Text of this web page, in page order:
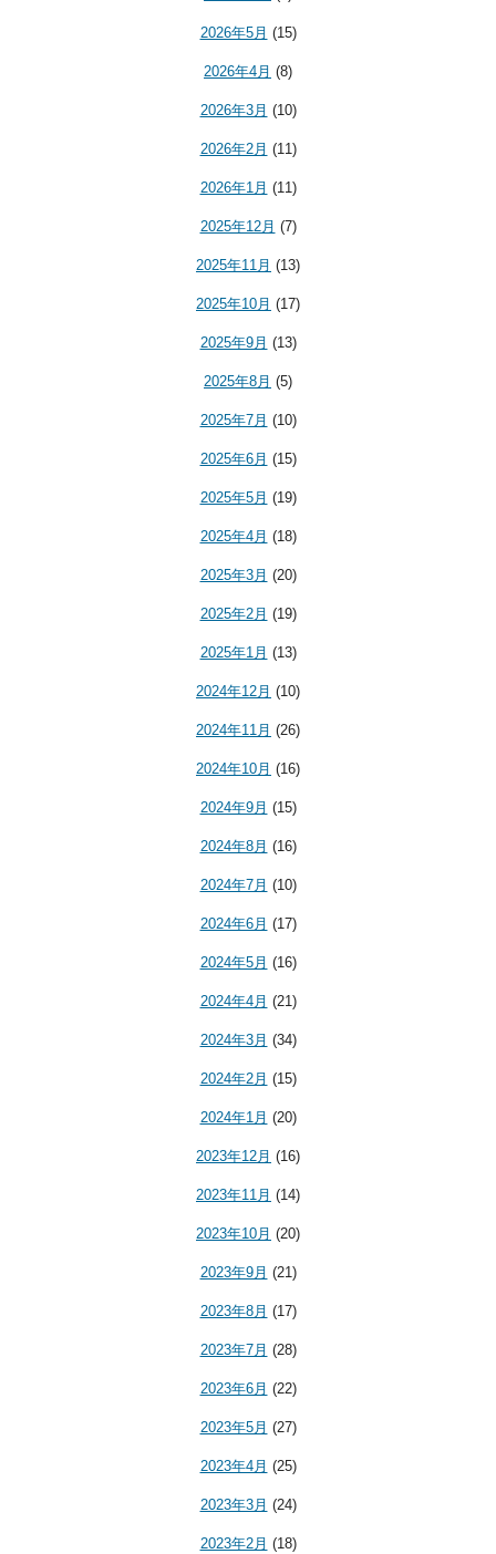
2026年5月 (15)
2026年4月 (8)
2026年3月 (10)
2026年2月 (11)
2026年1月 (11)
2025年12月 (7)
2025年11月 (13)
2025年10月 (17)
2025年9月 (13)
2025年8月 (5)
2025年7月 (10)
2025年6月 (15)
2025年5月 (19)
2025年4月 (18)
2025年3月 (20)
2025年2月 (19)
2025年1月 (13)
2024年12月 (10)
2024年11月 (26)
2024年10月 (16)
2024年9月 (15)
2024年8月 (16)
2024年7月 (10)
2024年6月 (17)
2024年5月 (16)
2024年4月 (21)
2024年3月 (34)
2024年2月 (15)
2024年1月 (20)
2023年12月 (16)
2023年11月 (14)
2023年10月 (20)
2023年9月 (21)
2023年8月 (17)
2023年7月 (28)
2023年6月 (22)
2023年5月 (27)
2023年4月 (25)
2023年3月 (24)
2023年2月 (18)